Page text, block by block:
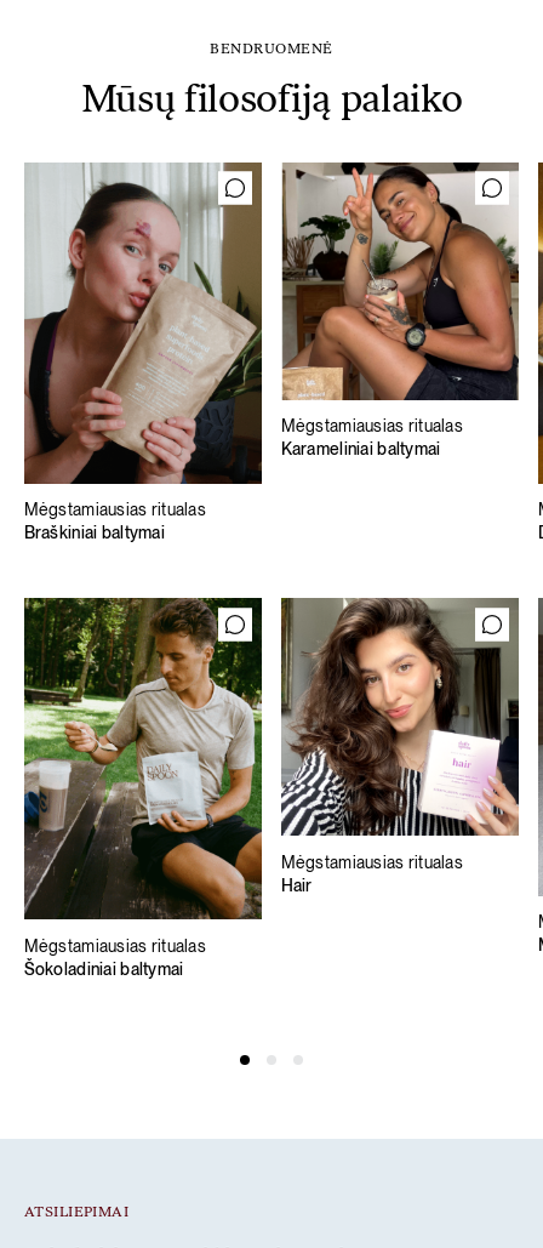
BENDRUOMENĖ
Mūsų filosofiją palaiko
Mėgstamiausias ritualas
Braškiniai baltymai
Mėgstamiausias ritualas
Karameliniai baltymai
Mėgstamiausias ritualas
Šokoladiniai baltymai
Mėgstamiausias ritualas
Hair
ATSILIEPIMAI